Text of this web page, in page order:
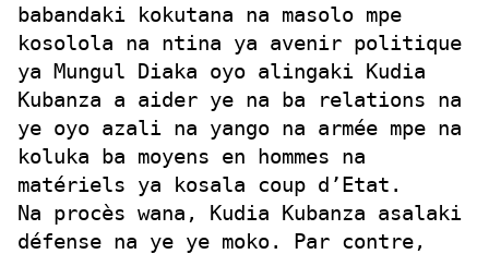
babandaki kokutana na masolo mpe
kosolola na ntina ya avenir politique
ya Mungul Diaka oyo alingaki Kudia
Kubanza a aider ye na ba relations na
ye oyo azali na yango na armée mpe na
koluka ba moyens en hommes na
matériels ya kosala coup d’Etat.
Na procès wana, Kudia Kubanza asalaki
défense na ye ye moko. Par contre,